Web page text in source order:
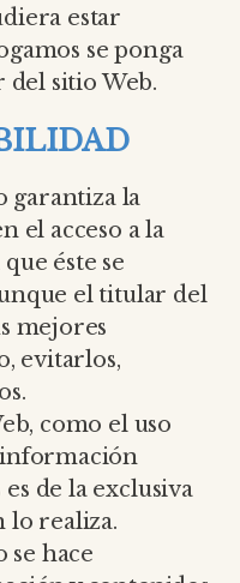
estar
se ponga
sitio Web.
garantiza la
el acceso a la
éste se
el titular del
mejores
evitarlos,
como el uso
información
de la exclusiva
lo realiza.
se hace